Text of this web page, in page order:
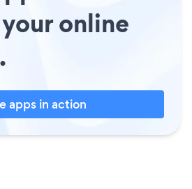
online
apps in action